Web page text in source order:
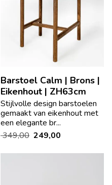
Barstoel Calm | Brons |
Eikenhout | ZH63cm
Stijlvolle design barstoelen
gemaakt van eikenhout met
een elegante br...
349,00 249,00